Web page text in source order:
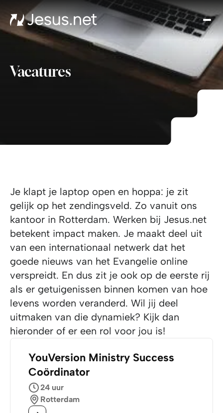
ons
Doe
mee
Vacatures
Je klapt je laptop open en hoppa: je zit
gelijk op het zendingsveld. Zo vanuit ons
kantoor in Rotterdam. Werken bij Jesus.net
betekent impact maken. Je maakt deel uit
van een internationaal netwerk dat het
goede nieuws van het Evangelie online
verspreidt. En dus zit je ook op de eerste rij
als er getuigenissen binnen komen van hoe
levens worden veranderd. Wil jij deel
uitmaken van die dynamiek? Kijk dan
hieronder of er een rol voor jou is!
YouVersion Ministry Success
Coördinator
24 uur
Rotterdam